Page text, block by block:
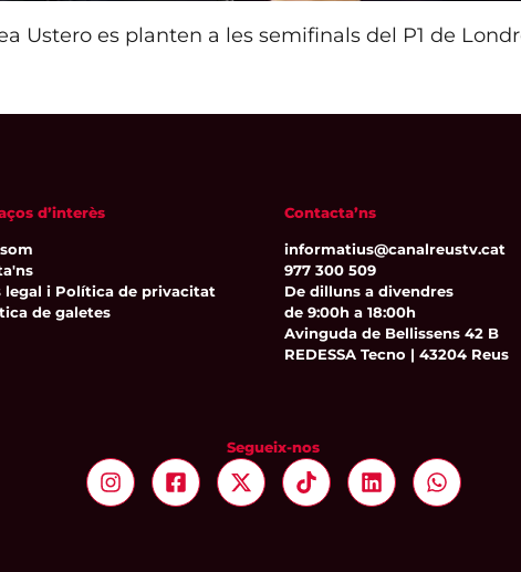
Ustero es planten a les semifinals del P1 de
d’interès
legal i Política de privacitat
de galetes
Contacta’ns
informatius@canalreustv.cat
977 300 509
De dilluns a divendres
de 9:00h a 18:00h
Avinguda de Bellissens 42 B
REDESSA Tecno | 43204 Reus
Segueix-nos